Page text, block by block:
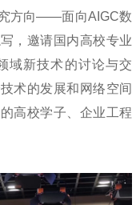
究方向——面向AIGC数
，邀请国内高校专业
域新技术的讨论与交
术的发展和网络空间
高校学子、企业工程